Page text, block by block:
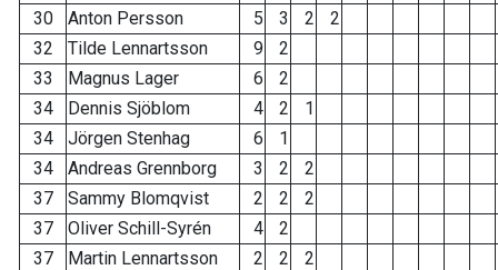
30
Anton Persson 5 3 2
2
32
Tilde Lennartsson 9
2
33
Magnus Lager 6
2
34
Dennis Sjöblom 4 2
1
34
Jörgen Stenhag 6
1
34
Andreas Grennborg 3 2
2
37
Sammy Blomqvist 2 2
2
37
Oliver Schill-Syrén 4
2
37
Martin Lennartsson 2 2
2